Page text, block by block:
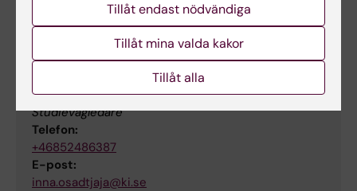
helene.von.strauss@ki.se
Inna Osadtjaja
Studievägledare
Telefon:
+46852486387
E-post:
inna.osadtjaja@ki.se
Tillåt endast nödvändiga
Tillåt mina valda kakor
Tillåt alla